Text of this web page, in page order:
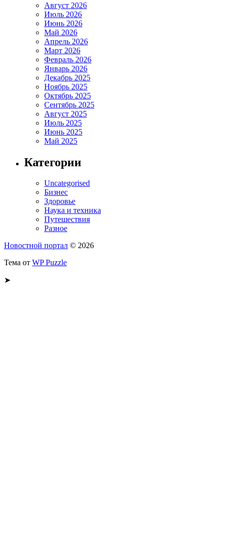
Август 2026
Июль 2026
Июнь 2026
Май 2026
Апрель 2026
Март 2026
Февраль 2026
Январь 2026
Декабрь 2025
Ноябрь 2025
Октябрь 2025
Сентябрь 2025
Август 2025
Июль 2025
Июнь 2025
Май 2025
Категории
Uncategorised
Бизнес
Здоровье
Наука и техника
Путешествия
Разное
Новостной портал © 2026
Тема от WP Puzzle
➤